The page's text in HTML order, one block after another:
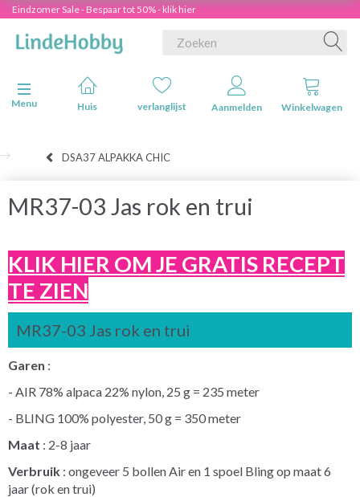
Eindzomer Sale - Bespaar tot 50% - klik hier
Navigatie in-/uitschakelen
Menu
Huis verlanglijst Aanmelden Winkelwagen
DSA37 ALPAKKA CHIC
MR37-03 Jas rok en trui
KLIK HIER OM JE GRATIS RECEPT
TE ZIEN
MR37-03 Jas rok en trui
Garen :
- AIR 78% alpaca 22% nylon, 25 g = 235 meter
- BLING 100% polyester, 50 g = 350 meter
Maat : 2-8 jaar
Verbruik : ongeveer 5 bollen Air en 1 spoel Bling op maat 6
jaar (rok en trui)